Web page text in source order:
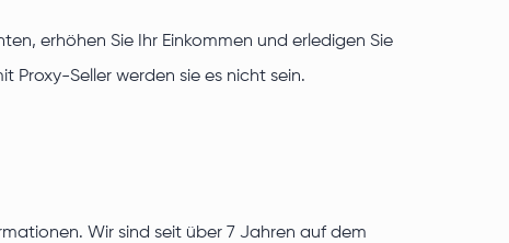
erhöhen Sie Ihr Einkommen und erledigen Sie
Proxy-Seller werden sie es nicht sein.
Wir sind seit über 7 Jahren auf dem